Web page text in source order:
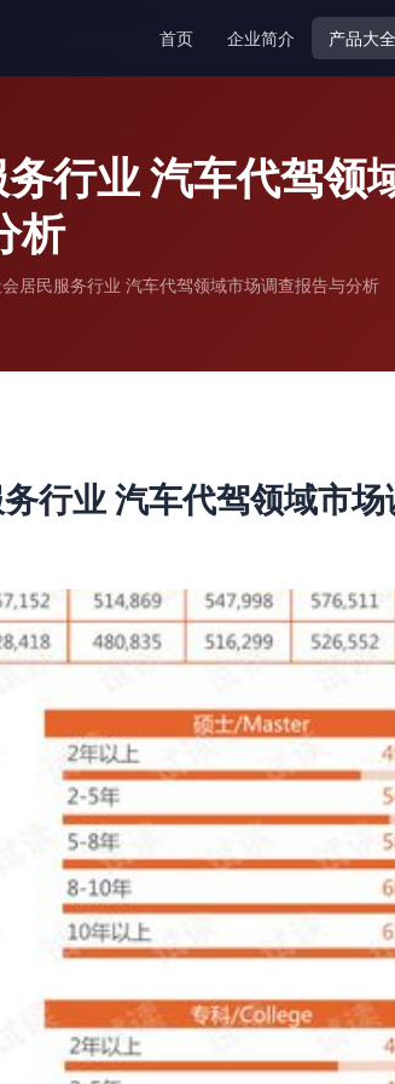
首页 企业简介 产品大全
行业 汽车代驾领
析
居民服务行业 汽车代驾领域市场调查报告与分析
行业 汽车代驾领域市场